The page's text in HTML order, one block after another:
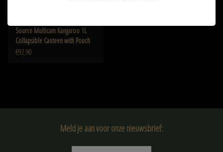
Source Multicam Kangaroo 1L
Collapsible Canteen with Pouch
€92,90
Meld je aan voor onze nieuwsbrief: